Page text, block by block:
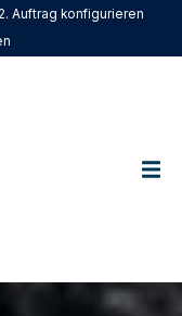
2. Auftrag konfigurieren